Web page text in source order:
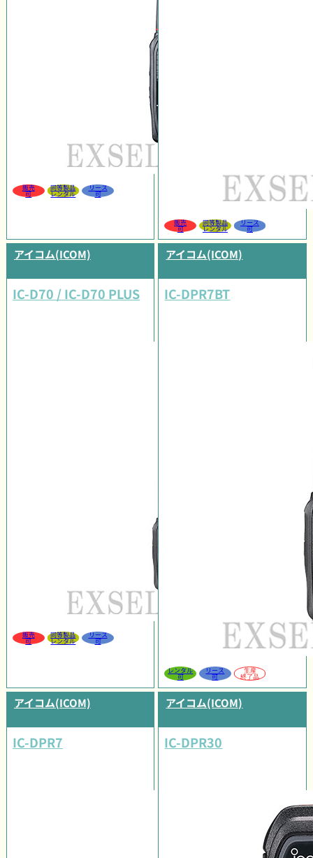
販売
可
同等製品
レンタル
リース
可
販売
可
同等製品
レンタル
リース
可
アイコム(ICOM)
IC-D70 / IC-D70 PLUS
販売
可
同等製品
レンタル
リース
可
アイコム(ICOM)
IC-DPR7BT
レンタル
可
リース
可
生産
終了品
アイコム(ICOM)
IC-DPR7
アイコム(ICOM)
IC-DPR30